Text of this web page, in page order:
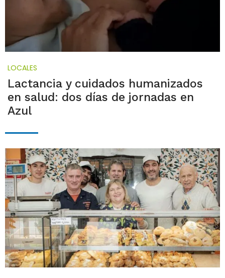
LOCALES
Lactancia y cuidados humanizados
en salud: dos días de jornadas en
Azul